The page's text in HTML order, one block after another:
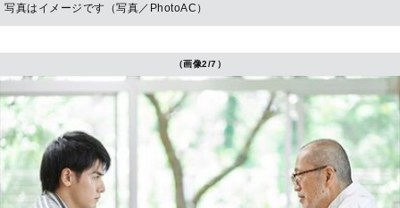
写真はイメージです（写真／PhotoAC）
（画像2/7）